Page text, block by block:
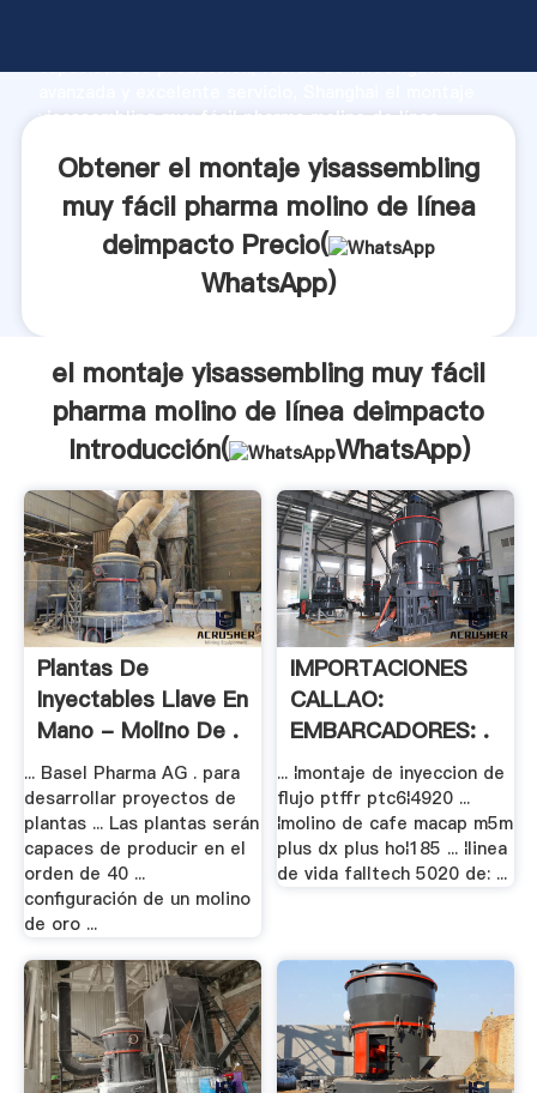
capacidad de producción, fuerza de investigación
yisassembling muy fácil pharma molino de línea
todos los clientes.
Obtener el montaje yisassembling
muy fácil pharma molino de línea
deimpacto Precio(
WhatsApp)
el montaje yisassembling muy fácil
pharma molino de línea deimpacto
Introducción(
WhatsApp)
Plantas De
Inyectables Llave En
Mano - Molino De .
... Basel Pharma AG . para
desarrollar proyectos de
plantas ... Las plantas serán
capaces de producir en el
orden de 40 ...
configuración de un molino
de oro ...
IMPORTACIONES
CALLAO:
EMBARCADORES: .
... ¦montaje de inyeccion de
flujo ptffr ptc6¦4920 ...
¦molino de cafe macap m5m
plus dx plus ho¦185 ... ¦linea
de vida falltech 5020 de: ...